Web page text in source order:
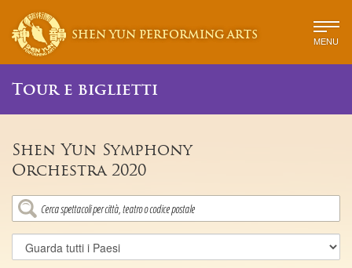
SHEN YUN PERFORMING ARTS MENU
Tour e biglietti
Shen Yun Symphony
Orchestra 2020